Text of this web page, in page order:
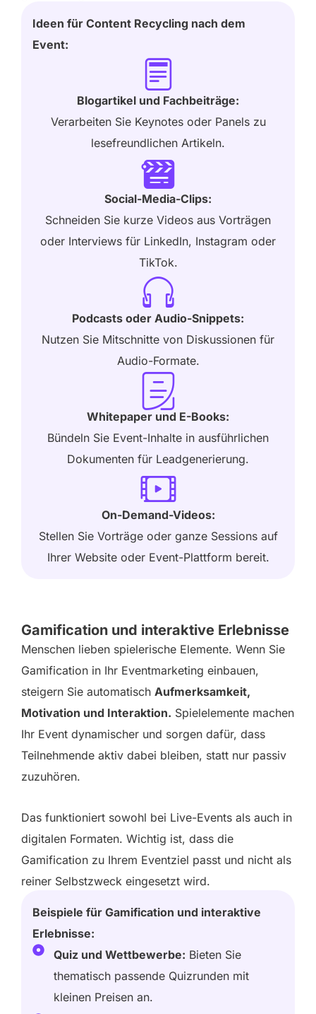
Ideen für Content Recycling nach dem
Event:
Blogartikel und Fachbeiträge:
Verarbeiten Sie Keynotes oder Panels zu
lesefreundlichen Artikeln.
Social-Media-Clips:
Schneiden Sie kurze Videos aus Vorträgen
oder Interviews für LinkedIn, Instagram oder
TikTok.
Podcasts oder Audio-Snippets:
Nutzen Sie Mitschnitte von Diskussionen für
Audio-Formate.
Whitepaper und E-Books:
Bündeln Sie Event-Inhalte in ausführlichen
Dokumenten für Leadgenerierung.
On-Demand-Videos:
Stellen Sie Vorträge oder ganze Sessions auf
Ihrer Website oder Event-Plattform bereit.
Gamification und interaktive Erlebnisse
Menschen lieben spielerische Elemente. Wenn Sie
Gamification in Ihr Eventmarketing einbauen,
steigern Sie automatisch Aufmerksamkeit,
Motivation und Interaktion. Spielelemente machen
Ihr Event dynamischer und sorgen dafür, dass
Teilnehmende aktiv dabei bleiben, statt nur passiv
zuzuhören.
Das funktioniert sowohl bei Live-Events als auch in
digitalen Formaten. Wichtig ist, dass die
Gamification zu Ihrem Eventziel passt und nicht als
reiner Selbstzweck eingesetzt wird.
Beispiele für Gamification und interaktive
Erlebnisse:
Quiz und Wettbewerbe: Bieten Sie
thematisch passende Quizrunden mit
kleinen Preisen an.